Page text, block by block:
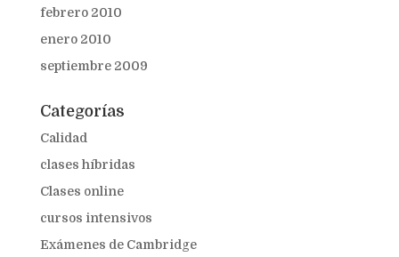
febrero 2010
enero 2010
septiembre 2009
Categorías
Calidad
clases híbridas
Clases online
cursos intensivos
Exámenes de Cambridge